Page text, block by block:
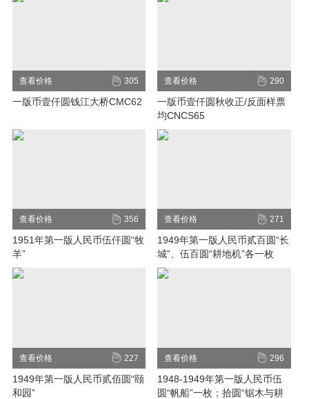
305
查看价格
一版币壹仟圆钱江大桥CMC62
290
查看价格
一版币壹仟圆秋收正/反面样票
均CNCS65
356
查看价格
1951年第一版人民币伍仟圆“牧
羊”
271
查看价格
1949年第一版人民币贰百圆“长
城”、伍百圆“耕地机”各一枚
227
查看价格
1949年第一版人民币贰佰圆“颐
和园”
296
查看价格
1948-1949年第一版人民币伍
圆“帆船”一枚；拾圆“锯木与耕